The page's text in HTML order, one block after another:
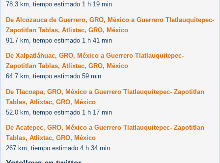
78.3 km, tiempo estimado 1 h 19 min
De Alcozauca de Guerrero, GRO, México a Guerrero Tlatlauquitepec-
Zapotitlan Tablas, Atlixtac, GRO, México
91.7 km, tiempo estimado 1 h 41 min
De Xalpatláhuac, GRO, México a Guerrero Tlatlauquitepec-
Zapotitlan Tablas, Atlixtac, GRO, México
64.7 km, tiempo estimado 59 min
De Tlacoapa, GRO, México a Guerrero Tlatlauquitepec- Zapotitlan
Tablas, Atlixtac, GRO, México
52.0 km, tiempo estimado 1 h 17 min
De Acatepec, GRO, México a Guerrero Tlatlauquitepec- Zapotitlan
Tablas, Atlixtac, GRO, México
267 km, tiempo estimado 4 h 34 min